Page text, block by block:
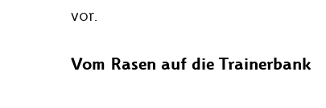
vor.
Vom Rasen auf die Trainerbank